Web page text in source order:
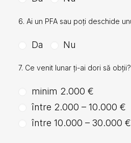
6. Ai un PFA sau poți deschide
Da Nu
7. Ce venit lunar ți-ai dori să obții?
minim 2.000 €
între 2.000 – 10.000 €
între 10.000 – 30.000 €